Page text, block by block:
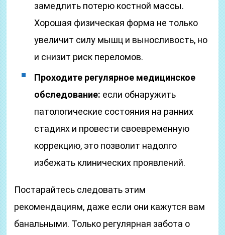
замедлить потерю костной массы.
Хорошая физическая форма не только
увеличит силу мышц и выносливость, но
и снизит риск переломов.
Проходите регулярное медицинское
обследование: если обнаружить
патологические состояния на ранних
стадиях и провести своевременную
коррекцию, это позволит надолго
избежать клинических проявлений.
Постарайтесь следовать этим
рекомендациям, даже если они кажутся вам
банальными. Только регулярная забота о